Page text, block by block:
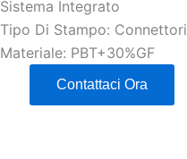
Sistema Integrato
Tipo Di Stampo: Connettori
Materiale: PBT+30%GF
Contattaci Ora